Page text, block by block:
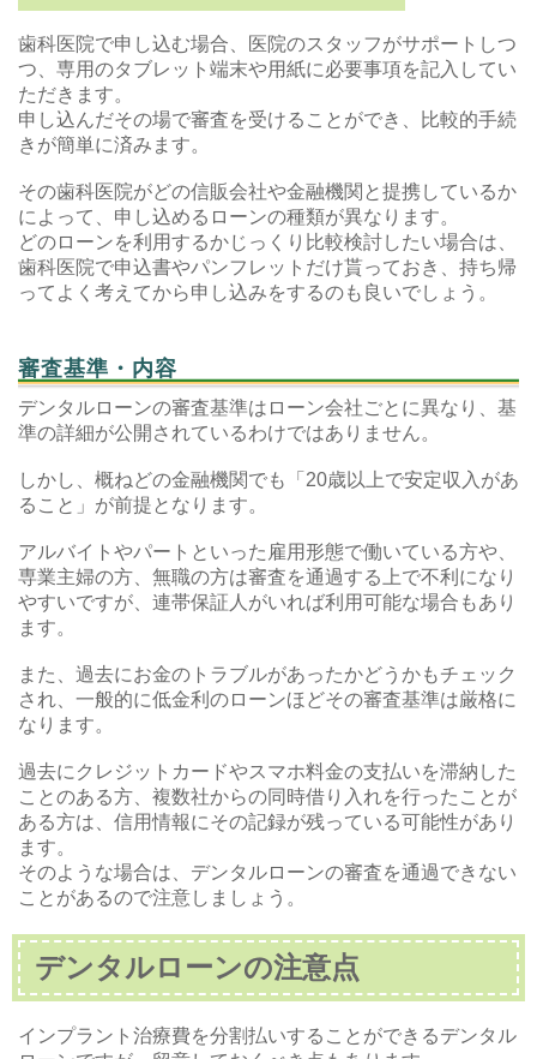
歯科医院で申し込む場合、医院のスタッフがサポートしつ
つ、専用のタブレット端末や用紙に必要事項を記入してい
ただきます。
申し込んだその場で審査を受けることができ、比較的手続
きが簡単に済みます。
その歯科医院がどの信販会社や金融機関と提携しているか
によって、申し込めるローンの種類が異なります。
どのローンを利用するかじっくり比較検討したい場合は、
歯科医院で申込書やパンフレットだけ貰っておき、持ち帰
ってよく考えてから申し込みをするのも良いでしょう。
審査基準・内容
デンタルローンの審査基準はローン会社ごとに異なり、基
準の詳細が公開されているわけではありません。
しかし、概ねどの金融機関でも「20歳以上で安定収入があ
ること」が前提となります。
アルバイトやパートといった雇用形態で働いている方や、
専業主婦の方、無職の方は審査を通過する上で不利になり
やすいですが、連帯保証人がいれば利用可能な場合もあり
ます。
また、過去にお金のトラブルがあったかどうかもチェック
され、一般的に低金利のローンほどその審査基準は厳格に
なります。
過去にクレジットカードやスマホ料金の支払いを滞納した
ことのある方、複数社からの同時借り入れを行ったことが
ある方は、信用情報にその記録が残っている可能性があり
ます。
そのような場合は、デンタルローンの審査を通過できない
ことがあるので注意しましょう。
デンタルローンの注意点
インプラント治療費を分割払いすることができるデンタル